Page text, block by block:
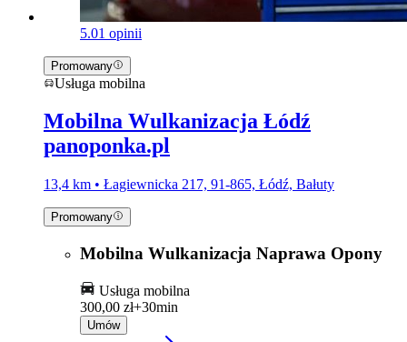
5.01 opinii
Promowany
Usługa mobilna
Mobilna Wulkanizacja Łódź
panoponka.pl
13,4 km • Łagiewnicka 217, 91-865, Łódź, Bałuty
Promowany
Mobilna Wulkanizacja Naprawa Opony
Usługa mobilna
300,00 zł+30min
Umów